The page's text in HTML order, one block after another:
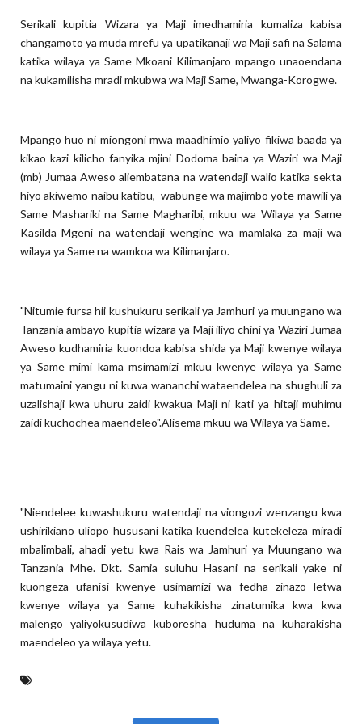
Serikali kupitia Wizara ya Maji imedhamiria kumaliza kabisa
changamoto ya muda mrefu ya upatikanaji wa Maji safi na Salama
katika wilaya ya Same Mkoani Kilimanjaro mpango unaoendana
na kukamilisha mradi mkubwa wa Maji Same, Mwanga-Korogwe.
Mpango huo ni miongoni mwa maadhimio yaliyo fikiwa baada ya
kikao kazi kilicho fanyika mjini Dodoma baina ya Waziri wa Maji
(mb) Jumaa Aweso aliembatana na watendaji walio katika sekta
hiyo akiwemo naibu katibu, wabunge wa majimbo yote mawili ya
Same Mashariki na Same Magharibi, mkuu wa Wilaya ya Same
Kasilda Mgeni na watendaji wengine wa mamlaka za maji wa
wilaya ya Same na wamkoa wa Kilimanjaro.
"Nitumie fursa hii kushukuru serikali ya Jamhuri ya muungano wa
Tanzania ambayo kupitia wizara ya Maji iliyo chini ya Waziri Jumaa
Aweso kudhamiria kuondoa kabisa shida ya Maji kwenye wilaya
ya Same mimi kama msimamizi mkuu kwenye wilaya ya Same
matumaini yangu ni kuwa wananchi wataendelea na shughuli za
uzalishaji kwa uhuru zaidi kwakua Maji ni kati ya hitaji muhimu
zaidi kuchochea maendeleo".Alisema mkuu wa Wilaya ya Same.
"Niendelee kuwashukuru watendaji na viongozi wenzangu kwa
ushirikiano uliopo hususani katika kuendelea kutekeleza miradi
mbalimbali, ahadi yetu kwa Rais wa Jamhuri ya Muungano wa
Tanzania Mhe. Dkt. Samia suluhu Hasani na serikali yake ni
kuongeza ufanisi kwenye usimamizi wa fedha zinazo letwa
kwenye wilaya ya Same kuhakikisha zinatumika kwa kwa
malengo yaliyokusudiwa kuboresha huduma na kuharakisha
maendeleo ya wilaya yetu.